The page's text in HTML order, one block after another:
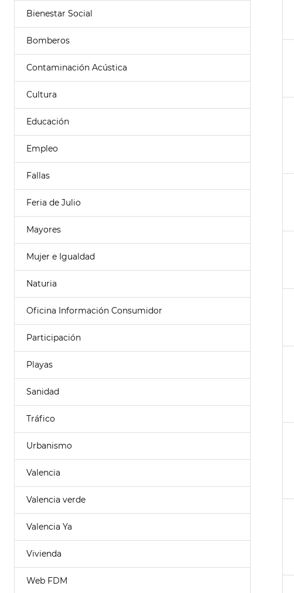
Bienestar Social
Bomberos
Contaminación Acústica
Cultura
Educación
Empleo
Fallas
Feria de Julio
Mayores
Mujer e Igualdad
Naturia
Oficina Información Consumidor
Participación
Playas
Sanidad
Tráfico
Urbanismo
Valencia
Valencia verde
Valencia Ya
Vivienda
Web FDM